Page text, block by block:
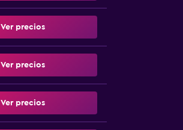
Ver precios
Ver precios
Ver precios